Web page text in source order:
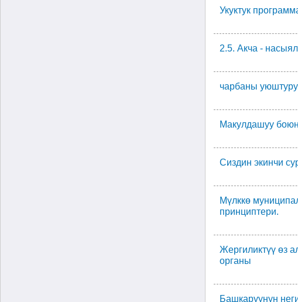
Укуктук
2.5. Акча -
чарбаны
Макулдашуу
Сиздин экинчи
Мүлккө
принциптери.
Жергиликтүү өз
органы
Башкаруунун